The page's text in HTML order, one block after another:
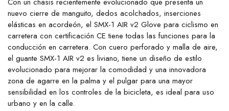
nuevo cierre de manguito, dedos acolchados, inserciones
elásticas en acordeón, el SMX-1 AIR v2 Glove para ciclismo en
carretera con certificación CE tiene todas las funciones para la
conducción en carretera. Con cuero perforado y malla de aire,
el guante SMX-1 AIR v2 es liviano, tiene un diseño de estilo
evolucionado para mejorar la comodidad y una innovadora
zona de agarre en la palma y el pulgar para una mayor
sensibilidad en los controles de la bicicleta, es ideal para uso
urbano y en la calle.